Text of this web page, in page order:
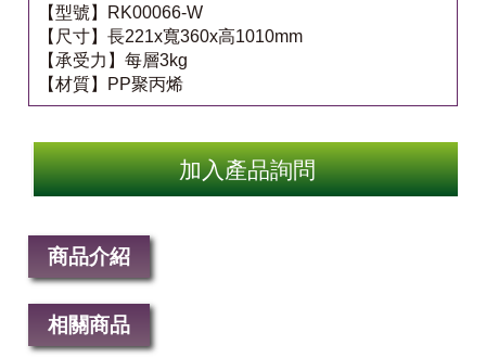
【型號】RK00066-W
【尺寸】長221x寬360x高1010mm
【承受力】每層3kg
【材質】PP聚丙烯
加入產品詢問
商品介紹
相關商品